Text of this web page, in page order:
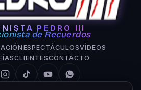
PEDRO III
de Recuerdos
ESPECTÁCULOSVÍDEOS
CLIENTESCONTACTO